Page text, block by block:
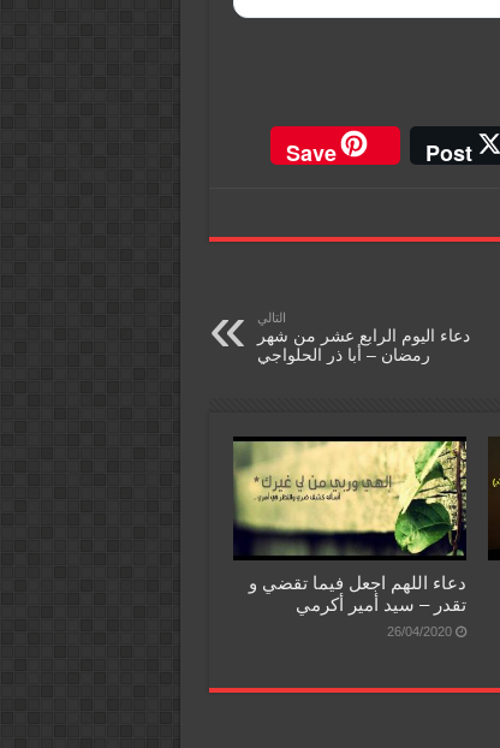
Post
Save
التالي
دعاء اليوم الرابع عشر من شهر
رمضان – أبا ذر الحلواجي
دعاء اللهم اجعل فيما تقضي و
تقدر – سيد أمير أكرمي
26/04/2020